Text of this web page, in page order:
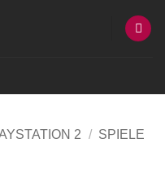
2 / SPIELE